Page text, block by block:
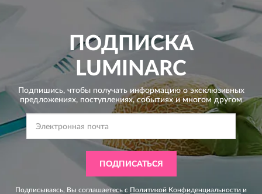
ПОДПИСКА
LUMINARC
Подпишись, чтобы получать информацию о эксклюзивных
предложениях, поступлениях, событиях и многом другом
ПОДПИСАТЬСЯ
Подписываясь, Вы соглашаетесь с Политикой Конфиденциальности и